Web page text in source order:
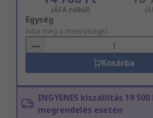
(ÁFA nélkül)
Add
to
Basket
Egység
Adja meg a mennyiséget
Kosárba
INGYENES kiszállítás 19
megrendelés esetén